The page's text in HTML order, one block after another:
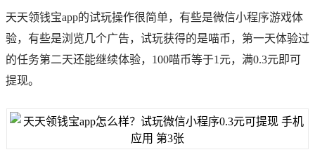
天天领钱宝app的试玩操作很简单，有些是微信小程序游戏体
验，有些是浏览几个广告，试玩获得的是喵币，第一天体验过
的任务第二天还能继续体验，100喵币等于1元，满0.3元即可
提现。